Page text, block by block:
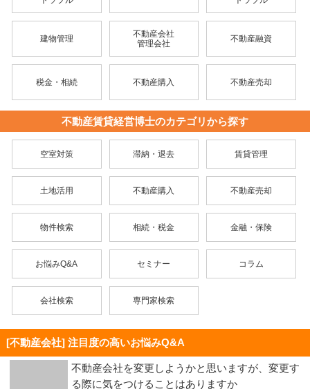
建物管理
不動産会社
管理会社
不動産融資
税金・相続 不動産購入 不動産売却
不動産賃貸経営博士のカテゴリから探す
空室対策 滞納・退去 賃貸管理
土地活用 不動産購入 不動産売却
物件検索 相続・税金 金融・保険
お悩みQ&A セミナー コラム
会社検索 専門家検索
[不動産会社] 注目度の高いお悩みQ&A
不動産会社を変更しようかと思いますが、変更す
る際に気をつけることはありますか